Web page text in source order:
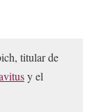
titular de
y el